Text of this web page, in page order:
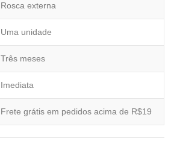
Rosca externa
Uma unidade
Três meses
Imediata
Frete grátis em pedidos acima de R$19